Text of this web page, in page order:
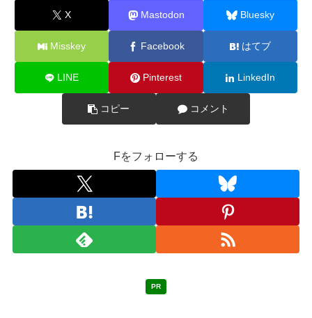
X Mastodon Bluesky
Misskey Facebook はてブ
LINE Pinterest LinkedIn
コピー コメント
Fをフォローする
PR